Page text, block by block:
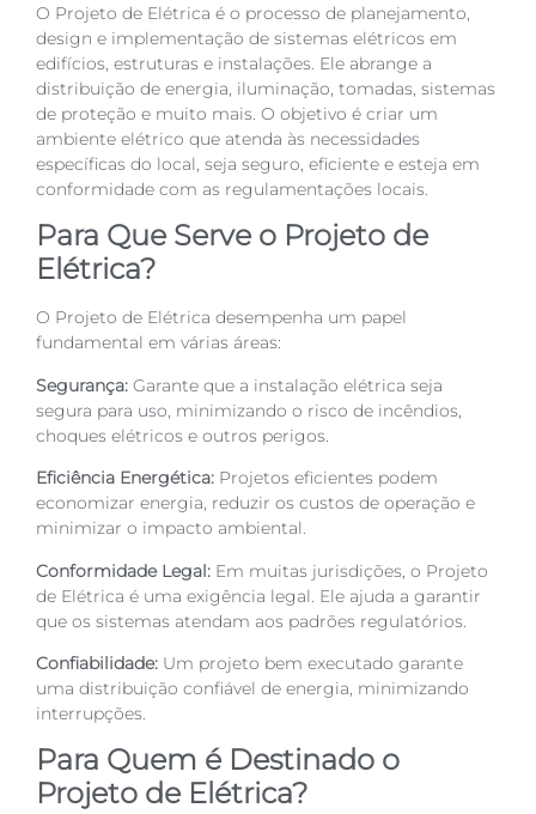
O Projeto de Elétrica é o processo de planejamento,
design e implementação de sistemas elétricos em
edifícios, estruturas e instalações. Ele abrange a
distribuição de energia, iluminação, tomadas, sistemas
de proteção e muito mais. O objetivo é criar um
ambiente elétrico que atenda às necessidades
específicas do local, seja seguro, eficiente e esteja em
conformidade com as regulamentações locais.
Para Que Serve o Projeto de
Elétrica?
O Projeto de Elétrica desempenha um papel
fundamental em várias áreas:
Segurança: Garante que a instalação elétrica seja
segura para uso, minimizando o risco de incêndios,
choques elétricos e outros perigos.
Eficiência Energética: Projetos eficientes podem
economizar energia, reduzir os custos de operação e
minimizar o impacto ambiental.
Conformidade Legal: Em muitas jurisdições, o Projeto
de Elétrica é uma exigência legal. Ele ajuda a garantir
que os sistemas atendam aos padrões regulatórios.
Confiabilidade: Um projeto bem executado garante
uma distribuição confiável de energia, minimizando
interrupções.
Para Quem é Destinado o
Projeto de Elétrica?